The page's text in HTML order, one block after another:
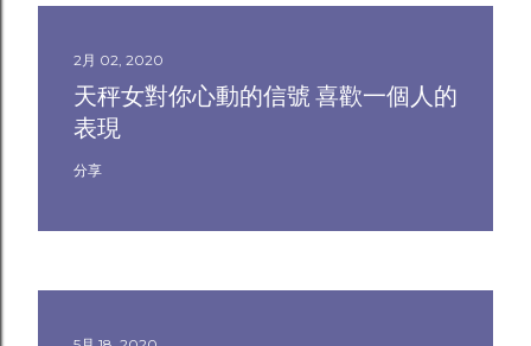
2月 02, 2020
天秤女對你心動的信號 喜歡一個人的
表現
分享